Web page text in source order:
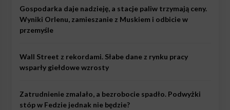
Gospodarka daje nadzieję, a stacje paliw trzymają ceny.
Wyniki Orlenu, zamieszanie z Muskiem i odbicie w
przemyśle
Wall Street z rekordami. Słabe dane z rynku pracy
wsparły giełdowe wzrosty
Zatrudnienie zmalało, a bezrobocie spadło. Podwyżki
stóp w Fedzie jednak nie będzie?